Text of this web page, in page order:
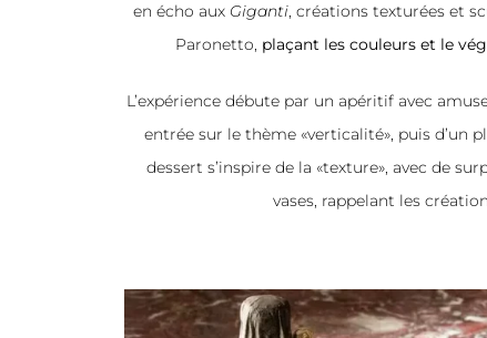
en écho aux Giganti, créations texturées et
Paronetto, plaçant les couleurs et le
L’expérience débute par un apéritif avec
entrée sur le thème «verticalité», puis d’un
dessert s’inspire de la «texture», avec de
vases, rappelant les